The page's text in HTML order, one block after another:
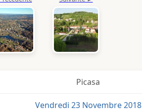
Picasa
Vendredi 23 Novembre 2018